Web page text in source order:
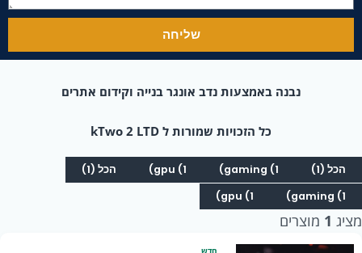
שליחה
נבנה באמצעות נדב אונגר בנייה וקידום אתרים
כל הזכויות שמורות ל kTwo 2 LTD
הכל (1) gaming (1)
gpu (1)
הכל (1)
gaming (1)
gpu (1)
מציג 1 מוצרים
חדש